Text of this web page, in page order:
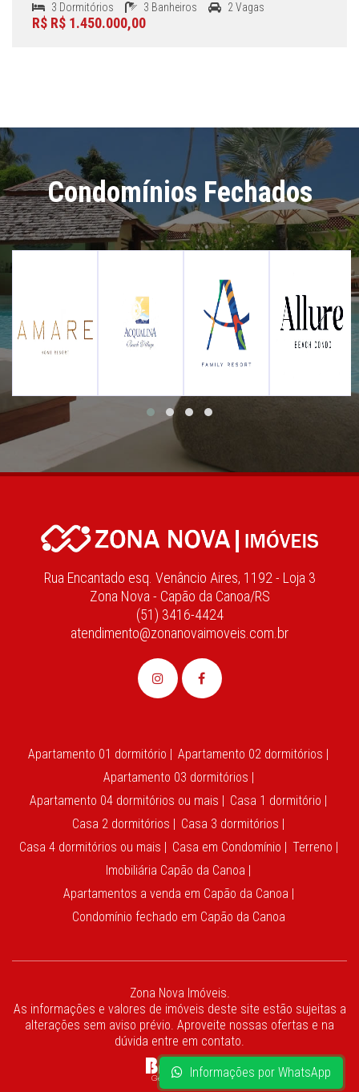
3 Dormitórios 3 Banheiros 2 Vagas
R$ R$ 1.450.000,00
Condomínios Fechados
Rua Encantado esq. Venâncio Aires, 1192 - Loja 3
Zona Nova - Capão da Canoa/RS
(51) 3416-4424
atendimento@zonanovaimoveis.com.br
Apartamento 01 dormitório | Apartamento 02 dormitórios |
Apartamento 03 dormitórios |
Apartamento 04 dormitórios ou mais | Casa 1 dormitório |
Casa 2 dormitórios | Casa 3 dormitórios |
Casa 4 dormitórios ou mais | Casa em Condomínio | Terreno |
Imobiliária Capão da Canoa |
Apartamentos a venda em Capão da Canoa |
Condomínio fechado em Capão da Canoa
Zona Nova Imóveis.
As informações e valores de imóveis deste site estão sujeitas a
alterações sem aviso prévio. Aproveite nossas ofertas e na
dúvida entre em contato.
Informações por WhatsApp